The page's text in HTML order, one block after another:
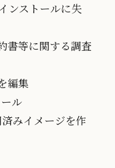
ストールに失
書等に関する調査
編集
ル
みイメージを作